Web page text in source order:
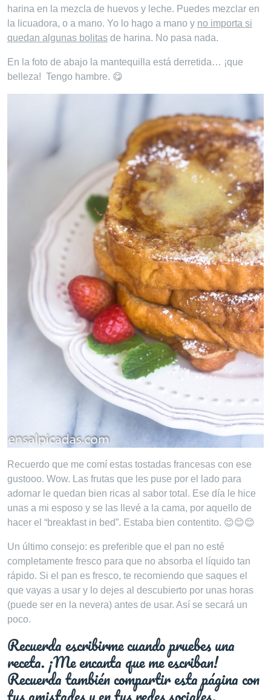
harina en la mezcla de huevos y leche. Puedes mezclar en
la licuadora, o a mano. Yo lo hago a mano y no importa si
quedan algunas bolitas de harina. No pasa nada.
En la foto de abajo la mantequilla está derretida… ¡que
belleza! Tengo hambre. 😋
Recuerdo que me comí estas tostadas francesas con ese
gustooo. Wow. Las frutas que les puse por el lado para
adornar le quedan bien ricas al sabor total. Ese día le hice
unas a mi esposo y se las llevé a la cama, por aquello de
hacer el “breakfast in bed”. Estaba bien contentito. 😊😊😊
Un último consejo: es preferible que el pan no esté
completamente fresco para que no absorba el líquido tan
rápido. Si el pan es fresco, te recomiendo que saques el
que vayas a usar y lo dejes al descubierto por unas horas
(puede ser en la nevera) antes de usar. Así se secará un
poco.
Recuerda escribirme cuando pruebes una
receta. ¡Me encanta que me escriban!
Recuerda también compartir esta página con